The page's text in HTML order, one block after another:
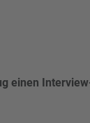
einen